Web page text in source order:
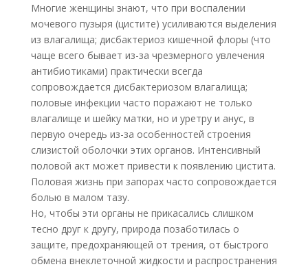
Многие женщины знают, что при воспалении
мочевого пузыря (цистите) усиливаются выделения
из влагалища; дисбактериоз кишечной флоры (что
чаще всего бывает из-за чрезмерного увлечения
антибиотиками) практически всегда
сопровождается дисбактериозом влагалища;
половые инфекции часто поражают не только
влагалище и шейку матки, но и уретру и анус, в
первую очередь из-за особенностей строения
слизистой оболочки этих органов. Интенсивный
половой акт может привести к появлению цистита.
Половая жизнь при запорах часто сопровождается
болью в малом тазу.
Но, чтобы эти органы не прикасались слишком
тесно друг к другу, природа позаботилась о
защите, предохраняющей от трения, от быстрого
обмена внеклеточной жидкости и распространения